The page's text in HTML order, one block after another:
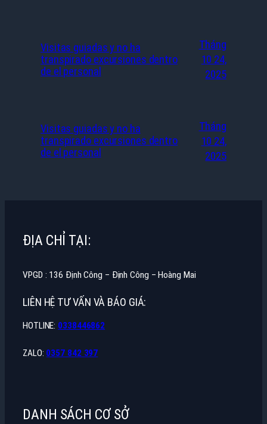
Visitas guiadas y no ha
transpirado excursiones dentro
de el personal
Tháng
10 24,
2025
Visitas guiadas y no ha
transpirado excursiones dentro
de el personal
Tháng
10 24,
2025
ĐỊA CHỈ TẠI:
VPGD : 136 Định Công – Định Công – Hoàng Mai
LIÊN HỆ TƯ VẤN VÀ BÁO GIÁ:
HOTLINE: 0338446862
ZALO: 0357 842 397
DANH SÁCH CƠ SỞ